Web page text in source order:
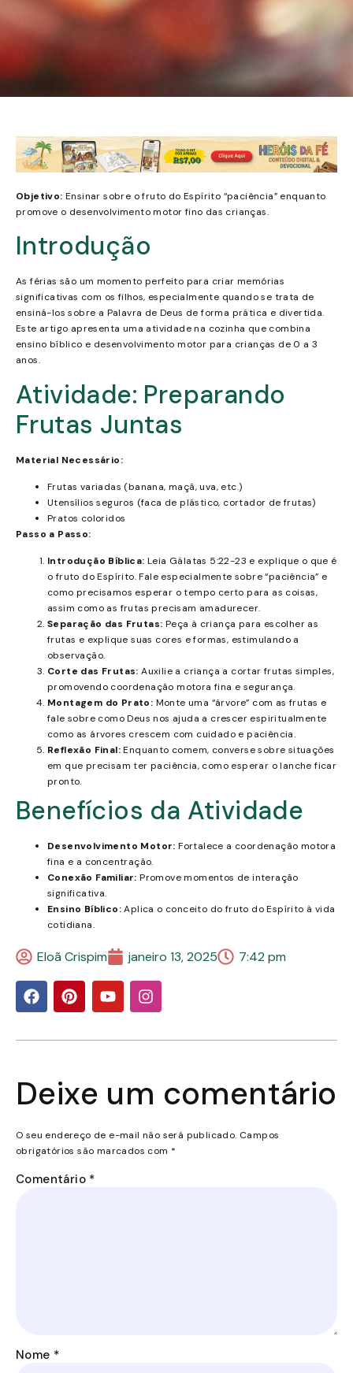
Objetivo: Ensinar sobre o fruto do Espírito “paciência” enquanto
promove o desenvolvimento motor fino das crianças.
Introdução
As férias são um momento perfeito para criar memórias
significativas com os filhos, especialmente quando se trata de
ensiná-los sobre a Palavra de Deus de forma prática e divertida.
Este artigo apresenta uma atividade na cozinha que combina
ensino bíblico e desenvolvimento motor para crianças de 0 a 3
anos.
Atividade: Preparando
Frutas Juntas
Material Necessário:
Frutas variadas (banana, maçã, uva, etc.)
Utensílios seguros (faca de plástico, cortador de frutas)
Pratos coloridos
Passo a Passo:
Introdução Bíblica: Leia Gálatas 5:22-23 e explique o que é
o fruto do Espírito. Fale especialmente sobre “paciência” e
como precisamos esperar o tempo certo para as coisas,
assim como as frutas precisam amadurecer.
Separação das Frutas: Peça à criança para escolher as
frutas e explique suas cores e formas, estimulando a
observação.
Corte das Frutas: Auxilie a criança a cortar frutas simples,
promovendo coordenação motora fina e segurança.
Montagem do Prato: Monte uma “árvore” com as frutas e
fale sobre como Deus nos ajuda a crescer espiritualmente
como as árvores crescem com cuidado e paciência.
Reflexão Final:Enquanto comem, converse sobre situações
em que precisam ter paciência, como esperar o lanche ficar
pronto.
Benefícios da Atividade
Desenvolvimento Motor: Fortalece a coordenação motora
fina e a concentração.
Conexão Familiar: Promove momentos de interação
significativa.
Ensino Bíblico:Aplica o conceito do fruto do Espírito à vida
cotidiana.
Eloã Crispim janeiro 13, 2025 7:42 pm
Deixe um comentário
O seu endereço de e-mail não será publicado. Campos
obrigatórios são marcados com *
Comentário *
Nome *